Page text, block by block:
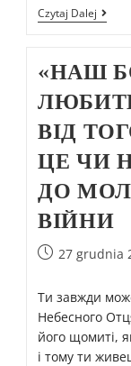
Czytaj Dalej
«НАШ
ВІД
ЦЕ ЧИ
ДО
ВІЙНИ
27 grudnia
Ти завжди
Небесного
його щомиті,
і тому ти